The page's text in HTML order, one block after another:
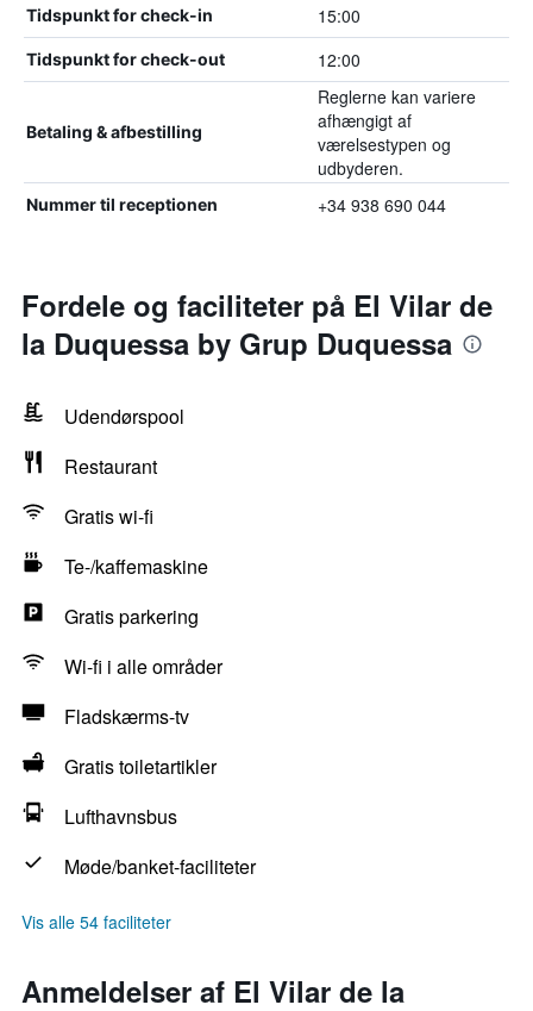
Tidspunkt for check-in 15:00
Tidspunkt for check-out 12:00
Betaling & afbestilling
Reglerne kan variere
afhængigt af
værelsestypen og
udbyderen.
Nummer til receptionen +34 938 690 044
Fordele og faciliteter på El Vilar de
la Duquessa by Grup Duquessa
Udendørspool
Restaurant
Gratis wi-fi
Te-/kaffemaskine
Gratis parkering
Wi-fi i alle områder
Fladskærms-tv
Gratis toiletartikler
Lufthavnsbus
Møde/banket-faciliteter
Vis alle 54 faciliteter
Anmeldelser af El Vilar de la